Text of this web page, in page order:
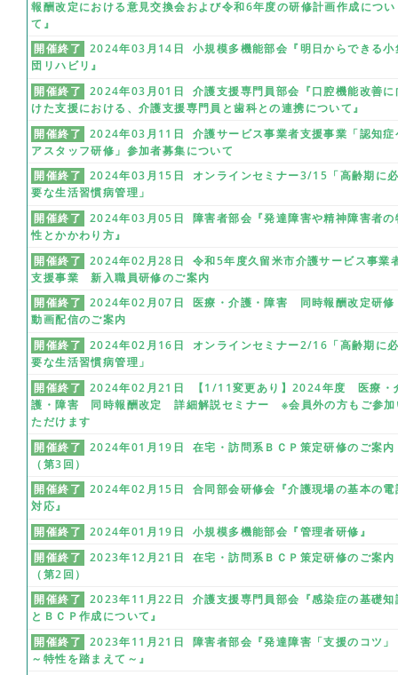
報酬改定における意見交換会および令和6年度の研修計画作成につい
て』
開催終了
2024年03月14日 小規模多機能部会『明日からできる小
団リハビリ』
開催終了
2024年03月01日 介護支援専門員部会『口腔機能改善に
けた支援における、介護支援専門員と歯科との連携について』
開催終了
2024年03月11日 介護サービス事業者支援事業「認知症
アスタッフ研修」参加者募集について
開催終了
2024年03月15日 オンラインセミナー3/15「高齢期に
要な生活習慣病管理」
開催終了
2024年03月05日 障害者部会『発達障害や精神障害者の
性とかかわり方』
開催終了
2024年02月28日 令和5年度久留米市介護サービス事業
支援事業 新入職員研修のご案内
開催終了
2024年02月07日 医療・介護・障害 同時報酬改定研
動画配信のご案内
開催終了
2024年02月16日 オンラインセミナー2/16「高齢期に
要な生活習慣病管理」
開催終了
2024年02月21日 【1/11変更あり】2024年度 医療・
護・障害 同時報酬改定 詳細解説セミナー ※会員外の方もご参加
ただけます
開催終了
2024年01月19日 在宅・訪問系ＢＣＰ策定研修のご案内
（第3回）
開催終了
2024年02月15日 合同部会研修会『介護現場の基本の電
対応』
開催終了
2024年01月19日 小規模多機能部会『管理者研修』
開催終了
2023年12月21日 在宅・訪問系ＢＣＰ策定研修のご案内
（第2回）
開催終了
2023年11月22日 介護支援専門員部会『感染症の基礎知
とＢＣＰ作成について』
開催終了
2023年11月21日 障害者部会『発達障害「支援のコツ」
～特性を踏まえて～』